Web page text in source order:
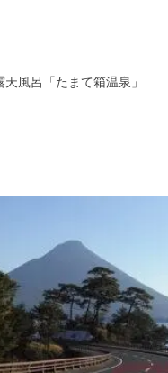
風呂「たまて箱温泉」